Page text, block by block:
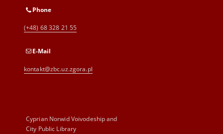
Phone
(+48) 68 328 21 55
E-Mail
kontakt@zbc.uz.zgora.pl
Cyprian Norwid Voivodeship and
City Public Library